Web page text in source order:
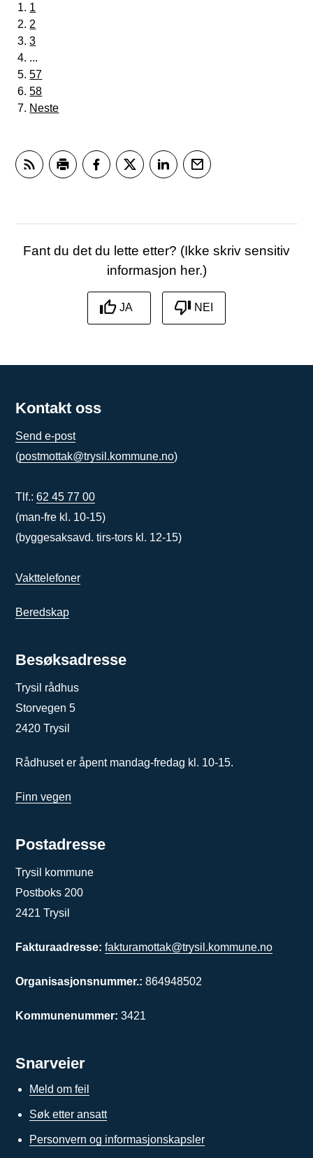
1
2
3
...
57
58
Neste
Fant du det du lette etter? (Ikke skriv sensitiv
informasjon her.)
JA NEI
Kontakt oss
Send e-post
(postmottak@trysil.kommune.no)
Tlf.:62 45 77 00
(man-fre kl. 10-15)
(byggesaksavd. tirs-tors kl. 12-15)
Vakttelefoner
Beredskap
Besøksadresse
Trysil rådhus
Storvegen 5
2420 Trysil
Rådhuset er åpent mandag-fredag kl. 10-15.
Finn vegen
Postadresse
Trysil kommune
Postboks 200
2421 Trysil
Fakturaadresse:fakturamottak@trysil.kommune.no
Organisasjonsnummer.:864948502
Kommunenummer: 3421
Snarveier
Meld om feil
Søk etter ansatt
Personvern og informasjonskapsler